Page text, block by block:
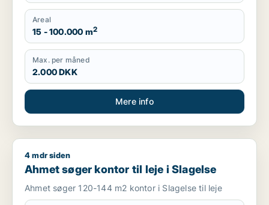
Areal
15 - 100.000 m2
Max. per måned
2.000 DKK
Mere info
Ahmet søger kontor til leje i Slagelse
4 mdr siden
Ahmet søger kontor til leje i Slagelse
Ahmet søger 120-144 m2 kontor i Slagelse til leje